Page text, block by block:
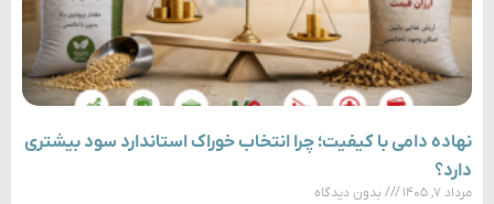
نهاده دامی با کیفیت؛ چرا انتخاب خوراک استاندارد سود بیشتری
دارد؟
مرداد ۷, ۱۴۰۵ بدون دیدگاه